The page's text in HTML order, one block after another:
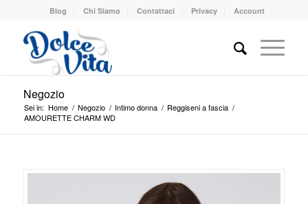
Blog Chi Siamo Contattaci Privacy Account
Negozio
Sei in: Home / Negozio / Intimo donna / Reggiseni a fascia /
AMOURETTE CHARM WD